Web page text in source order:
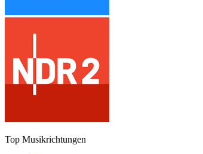
Top Musikrichtungen